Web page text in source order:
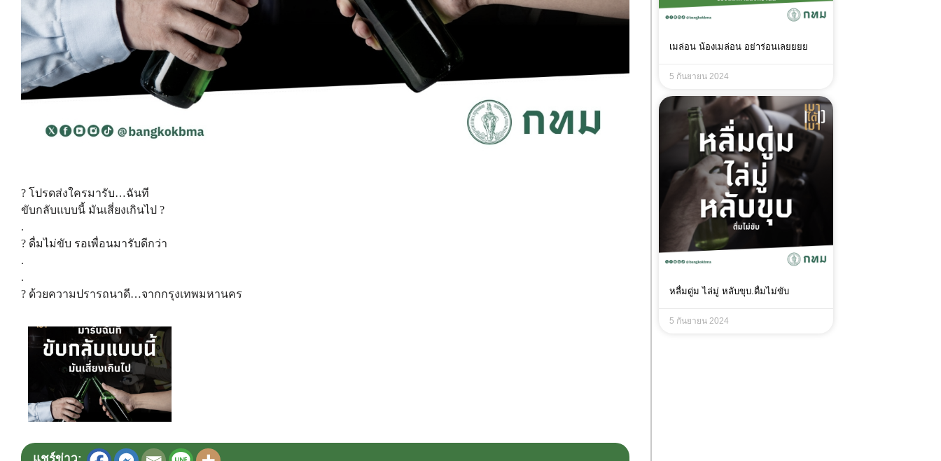
? โปรดส่งใครมารับ…ฉันที
ขับกลับแบบนี้ มันเสี่ยงเกินไป ?
.
? ดื่มไม่ขับ รอเพื่อนมารับดีกว่า
.
.
? ด้วยความปรารถนาดี…จากกรุงเทพมหานคร
เมล่อน น้องเมล่อน อย่าร่อนเลยยยย
5 กันยายน 2024
หลื่มดู่ม ไล่มู่ หลับขุบ.ดื่มไม่ขับ
5 กันยายน 2024